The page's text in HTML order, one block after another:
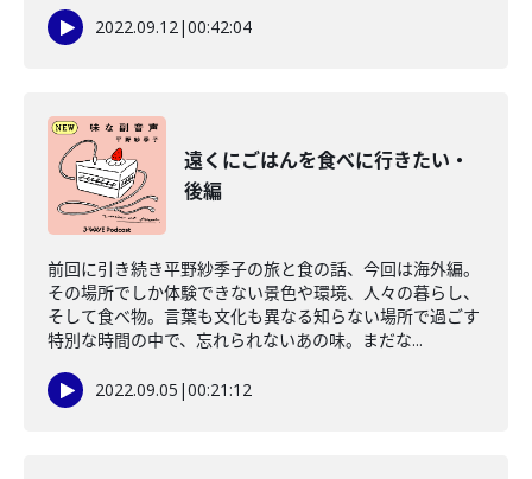
2022.09.12|00:42:04
遠くにごはんを食べに行きたい・
後編
前回に引き続き平野紗季子の旅と食の話、今回は海外編。
その場所でしか体験できない景色や環境、人々の暮らし、
そして食べ物。言葉も文化も異なる知らない場所で過ごす
特別な時間の中で、忘れられないあの味。まだな...
2022.09.05 |00:21:12